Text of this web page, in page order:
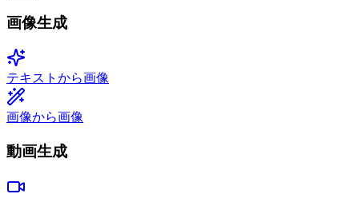
画像生成
テキストから画像
画像から画像
動画生成